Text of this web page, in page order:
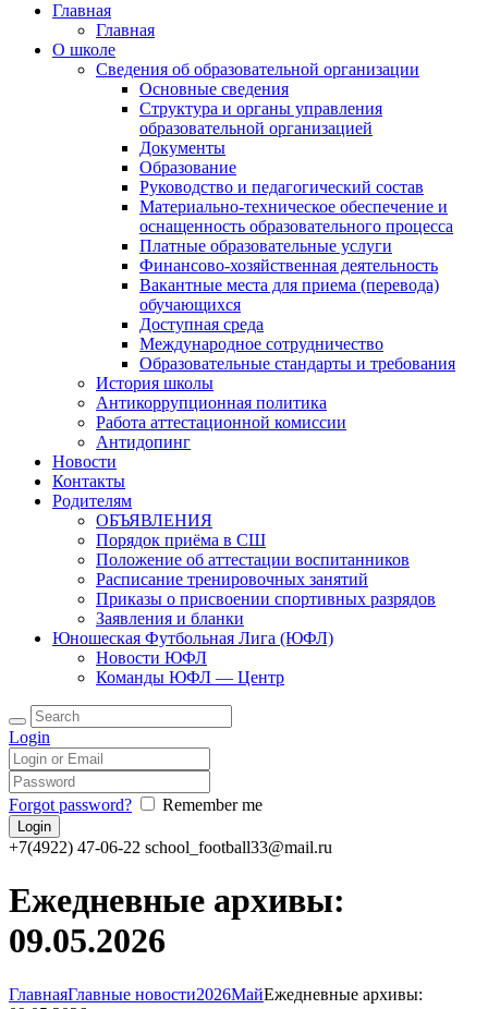
Главная
Главная
О школе
Сведения об образовательной организации
Основные сведения
Структура и органы управления
образовательной организацией
Документы
Образование
Руководство и педагогический состав
Материально-техническое обеспечение и
оснащенность образовательного процесса
Платные образовательные услуги
Финансово-хозяйственная деятельность
Вакантные места для приема (перевода)
обучающихся
Доступная среда
Международное сотрудничество
Образовательные стандарты и требования
История школы
Антикоррупционная политика
Работа аттестационной комиссии
Антидопинг
Новости
Контакты
Родителям
ОБЪЯВЛЕНИЯ
Порядок приёма в СШ
Положение об аттестации воспитанников
Расписание тренировочных занятий
Приказы о присвоении спортивных разрядов
Заявления и бланки
Юношеская Футбольная Лига (ЮФЛ)
Новости ЮФЛ
Команды ЮФЛ — Центр
Поиск
Login
Forgot password? Remember me
+7(4922) 47-06-22 school_football33@mail.ru
Ежедневные архивы:
09.05.2026
ГлавнаяГлавные новости2026МайЕжедневные архивы: